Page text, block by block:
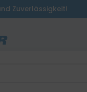
Zuverlässigkeit!